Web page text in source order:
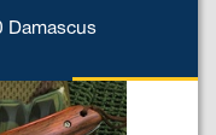
Damascus